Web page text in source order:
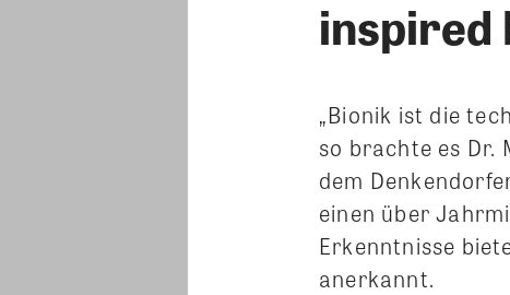
inspired
„Bionik ist die
so brachte es Dr.
dem
einen über
Erkenntnisse
anerkannt.